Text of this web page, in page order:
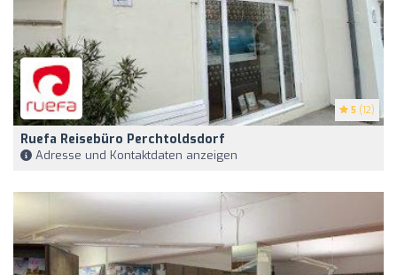
5 (12)
Ruefa Reisebüro Perchtoldsdorf
Adresse und Kontaktdaten anzeigen